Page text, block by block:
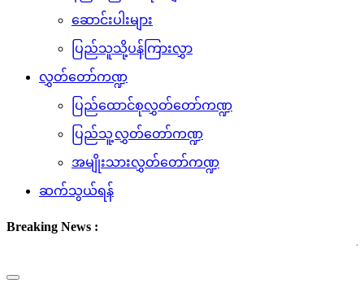
ဆောင်းပါးများ
ပြည်သူသို့ပန်ကြားလွှာ
လွှတ်တော်ကဏ္ဍ
ပြည်ထောင်စုလွှတ်တော်ကဏ္ဍ
ပြည်သူ့လွှတ်တော်ကဏ္ဍ
အမျိုးသားလွှတ်တော်ကဏ္ဍ
ဆက်သွယ်ရန်
Breaking News :
(၆.၈.
Toggle